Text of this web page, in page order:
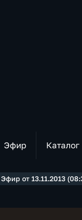
Эфир Каталог
от 13.11.2013